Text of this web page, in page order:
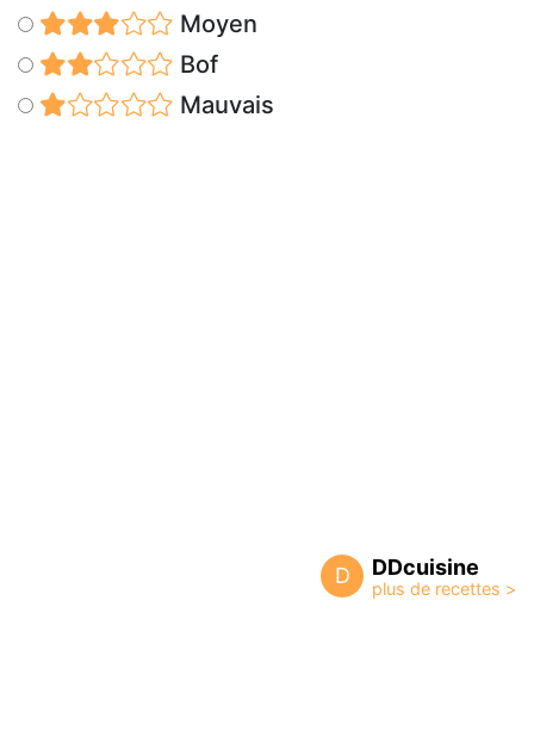
Moyen
Bof
Mauvais
D DDcuisine